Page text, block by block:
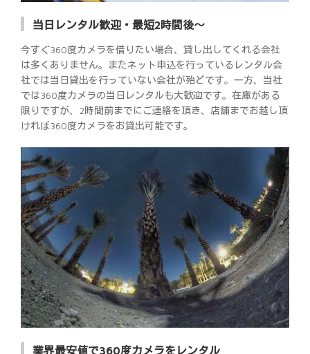
当日レンタル歓迎・最短2時間後～
今すぐ360度カメラを借りたい場合、貸し出してくれる会社
は多くありません。またネット申込を行っているレンタル会
社では当日貸出を行っていない会社が殆どです。一方、当社
では360度カメラの当日レンタルも大歓迎です。在庫がある
限りですが、2時間前までにご連絡を頂き、店舗までお越し頂
ければ360度カメラをお貸出可能です。
業界最安値で360度カメラをレンタル